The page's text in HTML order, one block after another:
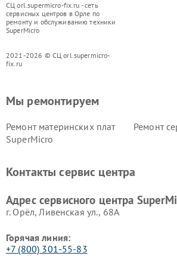
СЦ orl.supermicro-fix.ru - сеть
сервисных центров в Орле по
ремонту и обслуживанию техники
SuperMicro
2021-2026 © СЦ orl.supermicro-
fix.ru
Мы ремонтируем
Ремонт материнских плат
SuperMicro
Ремонт
Контакты сервис центра
Адрес сервисного центра
г. Орёл, Ливенская ул., 68А
Горячая линия:
+7 (800) 301-55-83